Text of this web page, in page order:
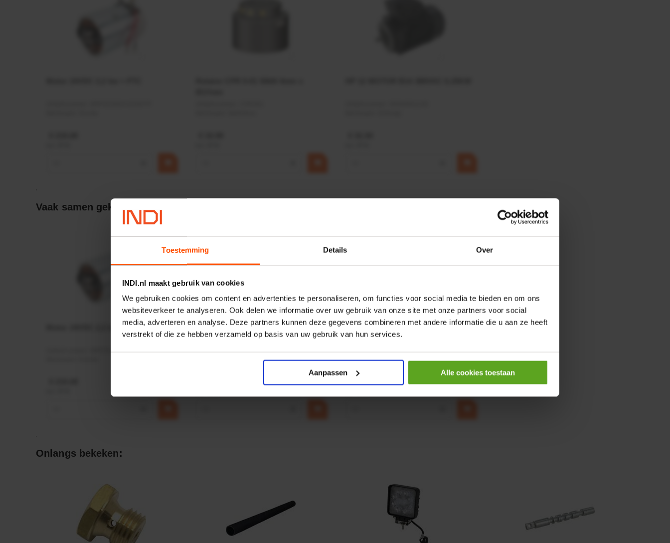
Toestemming Details Over
INDI.nl maakt gebruik van cookies
We gebruiken cookies om content en advertenties te personaliseren, om functies voor social media te bieden en om ons
websiteverkeer te analyseren. Ook delen we informatie over uw gebruik van onze site met onze partners voor social
media, adverteren en analyse. Deze partners kunnen deze gegevens combineren met andere informatie die u aan ze heeft
verstrekt of die ze hebben verzameld op basis van uw gebruik van hun services.
Aanpassen Alle cookies toestaan
Vaak samen gekocht:
Motor 24VDC 2,2 kw + PTC
MPPDCM24V2200TP
Rotator CPR 5-01 50kN 4mm x
Ø17mm
Artikelnummer:CPR501
HP 12 MOTOR B14 380VAC 0,25KW
Artikelnummer:OK9HPA1240
Merknaam:Emmegi
Onlangs bekeken: